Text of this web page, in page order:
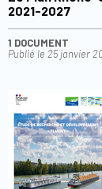
2021-2027
1 DOCUMENT
Publié le 25 janvier